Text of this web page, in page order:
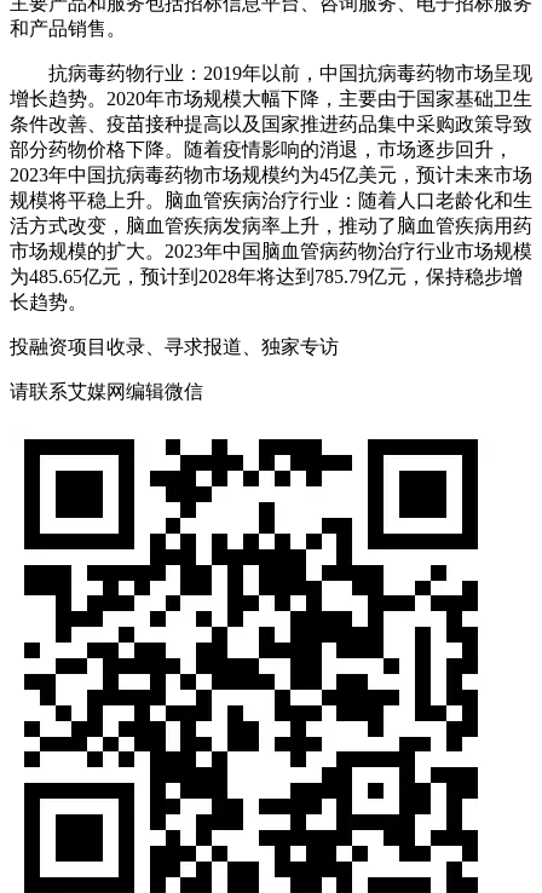
和产品销售‌。
抗病毒药物行业：2019年以前，中国抗病毒药物市场呈现
增长趋势。2020年市场规模大幅下降，主要由于国家基础卫生
条件改善、疫苗接种提高以及国家推进药品集中采购政策导致
部分药物价格下降。随着疫情影响的消退，市场逐步回升，
2023年中国抗病毒药物市场规模约为45亿美元，预计未来市场
规模将平稳上升。脑血管疾病治疗行业：随着人口老龄化和生
活方式改变，脑血管疾病发病率上升，推动了脑血管疾病用药
市场规模的扩大。2023年中国脑血管病药物治疗行业市场规模
为485.65亿元，预计到2028年将达到785.79亿元，保持稳步增
长趋势。
投融资项目收录、寻求报道、独家专访
请联系艾媒网编辑微信